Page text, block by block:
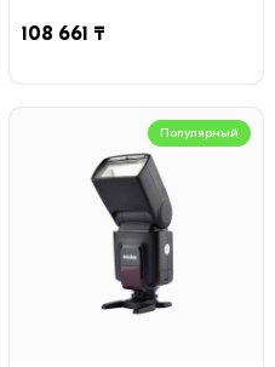
108 661 ₸
Популярный